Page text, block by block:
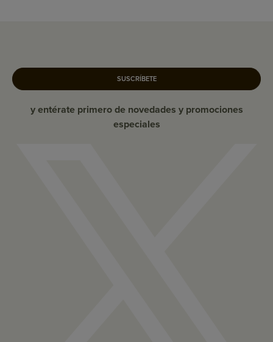
SUSCRÍBETE
y entérate primero de novedades y promociones
especiales